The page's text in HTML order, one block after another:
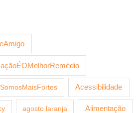
Acessibilidade
agosto laranja Alimentação